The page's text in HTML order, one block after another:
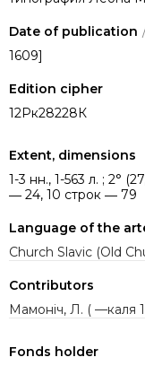
Date of publication
1609]
Edition cipher
12Рк28228К
Extent, dimensions
1-3 нн., 1-563 л. ; 2°
― 24, 10 строк ― 79
Language of the
Church Slavic (Old
Contributors
Мамоніч, Л. ( —каля
Fonds holder